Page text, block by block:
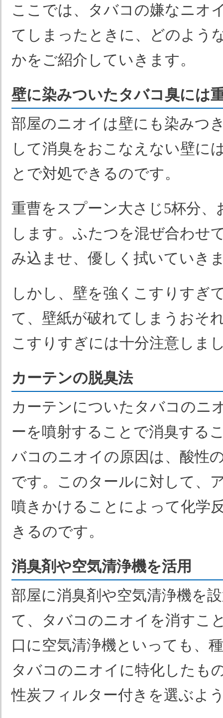
ここでは、タバコの嫌なニオ
てしまったときに、どのよう
かをご紹介していきます。
壁に染みついたタバコ臭には
部屋のニオイは壁にも染みつ
して消臭をおこなえない壁に
とで対処できるのです。
重曹をスプーン大さじ5杯分、
します。ふたつを混ぜ合わせ
み込ませ、優しく拭いていき
しかし、壁を強くこすりすぎ
て、壁紙が破れてしまうおそ
こすりすぎには十分注意しま
カーテンの脱臭法
カーテンについたタバコのニ
ーを噴射することで消臭する
バコのニオイの原因は、酸性
です。このタールに対して、
噴きかけることによって化学
きるのです。
消臭剤や空気清浄機を活用
部屋に消臭剤や空気清浄機を
て、タバコのニオイを消すこ
口に空気清浄機といっても、
タバコのニオイに特化したも
性炭フィルター付きを選ぶよ